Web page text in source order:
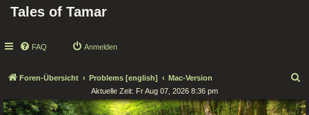
Tales of Tamar
FAQ Anmelden
Foren-Übersicht Problems [english] Mac-Version
c
Aktuelle Zeit: Fr Aug 07, 2026 8:36 pm